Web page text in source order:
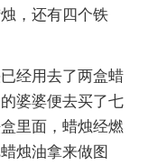
，还有四个铁
经用去了两盒蜡
婆婆便去买了七
里面，蜡烛经燃
烛油拿来做图